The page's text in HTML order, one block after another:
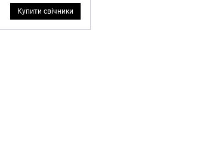
Купити свічники